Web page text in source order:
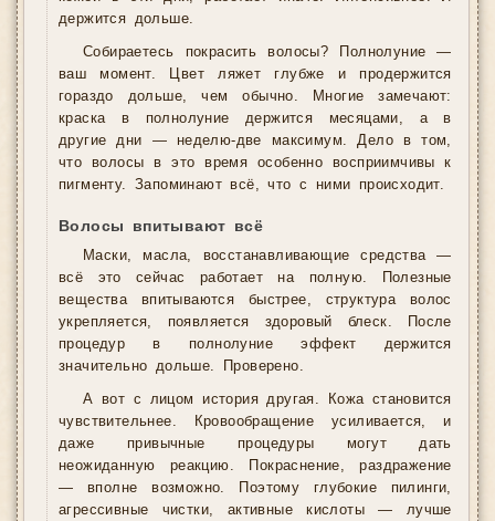
держится дольше.
Собираетесь покрасить волосы? Полнолуние —
ваш момент. Цвет ляжет глубже и продержится
гораздо дольше, чем обычно. Многие замечают:
краска в полнолуние держится месяцами, а в
другие дни — неделю-две максимум. Дело в том,
что волосы в это время особенно восприимчивы к
пигменту. Запоминают всё, что с ними происходит.
Волосы впитывают всё
Маски, масла, восстанавливающие средства —
всё это сейчас работает на полную. Полезные
вещества впитываются быстрее, структура волос
укрепляется, появляется здоровый блеск. После
процедур в полнолуние эффект держится
значительно дольше. Проверено.
А вот с лицом история другая. Кожа становится
чувствительнее. Кровообращение усиливается, и
даже привычные процедуры могут дать
неожиданную реакцию. Покраснение, раздражение
— вполне возможно. Поэтому глубокие пилинги,
агрессивные чистки, активные кислоты — лучше